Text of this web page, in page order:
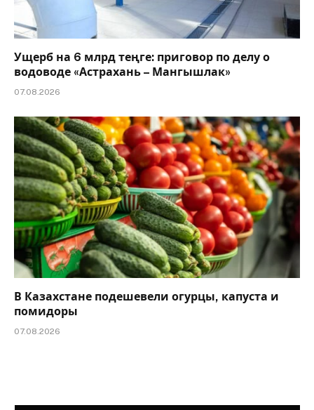
Ущерб на 6 млрд теңге: приговор по делу о
водоводе «Астрахань – Мангышлак»
07.08.2026
В Казахстане подешевели огурцы, капуста и
помидоры
07.08.2026